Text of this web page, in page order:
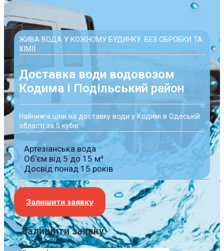
ЖИВА ВОДА У КОЖНОМУ БУДИНКУ. БЕЗ ОБРОБКИ ТА
ХІМІЇ
Доставка води водовозом
Кодима і Подільський район
Найнижчі ціни на доставку води у Кодимі в Одеській
області за 5 кубів.
Артезіанська вода
Об'єм від 5 до 15 м³
Досвід понад 15 років
Залишити заявку
Залишити заявку